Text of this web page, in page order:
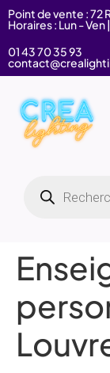
Point de vente : 72
Horaires : Lun -
01 43 70 35 93